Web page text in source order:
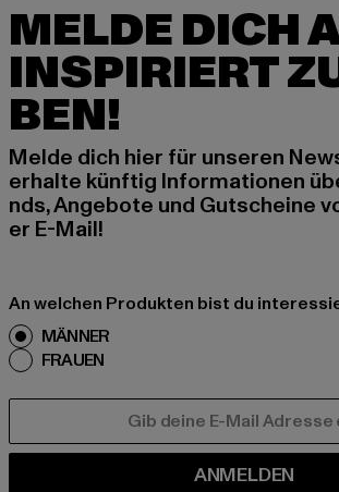
MELDE DICH
INSPIRIERT
BEN!
Melde dich hier für unseren
erhalte künftig Informationen
nds, Angebote und Gutscheine
er E-Mail!
An welchen Produkten bist du
MÄNNER
FRAUEN
ANMELDEN